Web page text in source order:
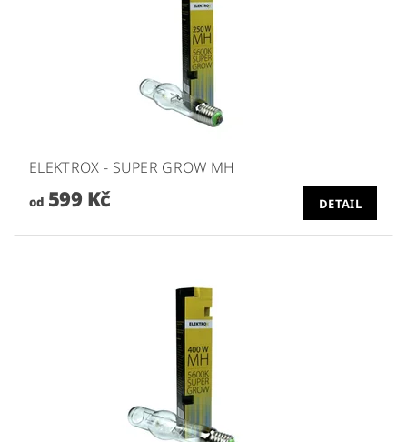
ELEKTROX - SUPER GROW MH
od599 Kč DETAIL